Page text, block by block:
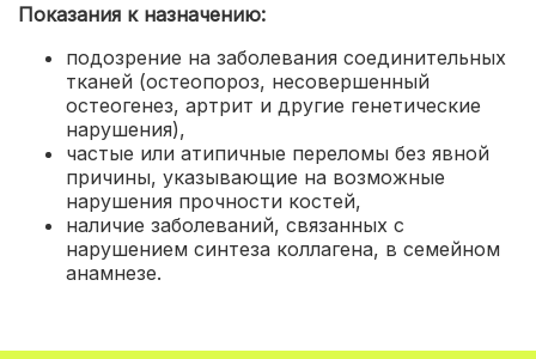
Показания к назначению:
подозрение на заболевания соединительных
тканей (остеопороз, несовершенный
остеогенез, артрит и другие генетические
нарушения),
частые или атипичные переломы без явной
причины, указывающие на возможные
нарушения прочности костей,
наличие заболеваний, связанных с
нарушением синтеза коллагена, в семейном
анамнезе.